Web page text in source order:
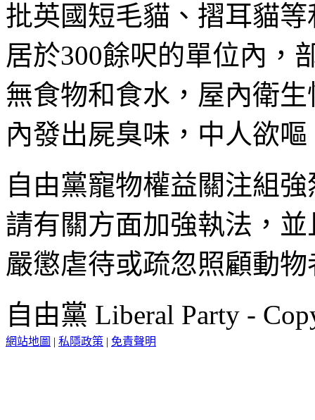
批英國短毛貓、摺耳貓
居於300餘呎的單位內，
無食物和食水，屋內衛
內發出屍臭味，中人欲
自由黨寵物權益關注組
請有關方面加強執法，
嚴懲虐待或疏忽照顧動
自由黨 Liberal Party -
網站地圖 | 私隱政策 | 免責聲明